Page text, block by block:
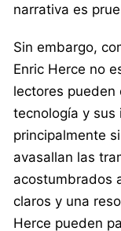
narrativa es
Sin embargo,
Enric Herce no
lectores pueden
tecnología y sus
principalmente
avasallan las
acostumbrados
claros y una
Herce pueden